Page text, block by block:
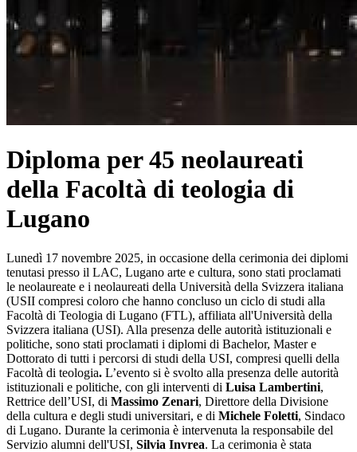
Diploma per 45 neolaureati
della Facoltà di teologia di
Lugano
Lunedì 17 novembre 2025, in occasione della cerimonia dei diplomi
tenutasi presso il LAC, Lugano arte e cultura, sono stati proclamati
le neolaureate e i neolaureati della Università della Svizzera italiana
(USII compresi coloro che hanno concluso un ciclo di studi alla
Facoltà di Teologia di Lugano (FTL), affiliata all'Università della
Svizzera italiana (USI). Alla presenza delle autorità istituzionali e
politiche, sono stati proclamati i diplomi di Bachelor, Master e
Dottorato di tutti i percorsi di studi della USI, compresi quelli della
Facoltà di teologia. L’evento si è svolto alla presenza delle autorità
istituzionali e politiche, con gli interventi di Luisa Lambertini,
Rettrice dell’USI, di Massimo Zenari, Direttore della Divisione
della cultura e degli studi universitari, e di Michele Foletti, Sindaco
di Lugano. Durante la cerimonia è intervenuta la responsabile del
Servizio alumni dell'USI, Silvia Invrea. La cerimonia è stata